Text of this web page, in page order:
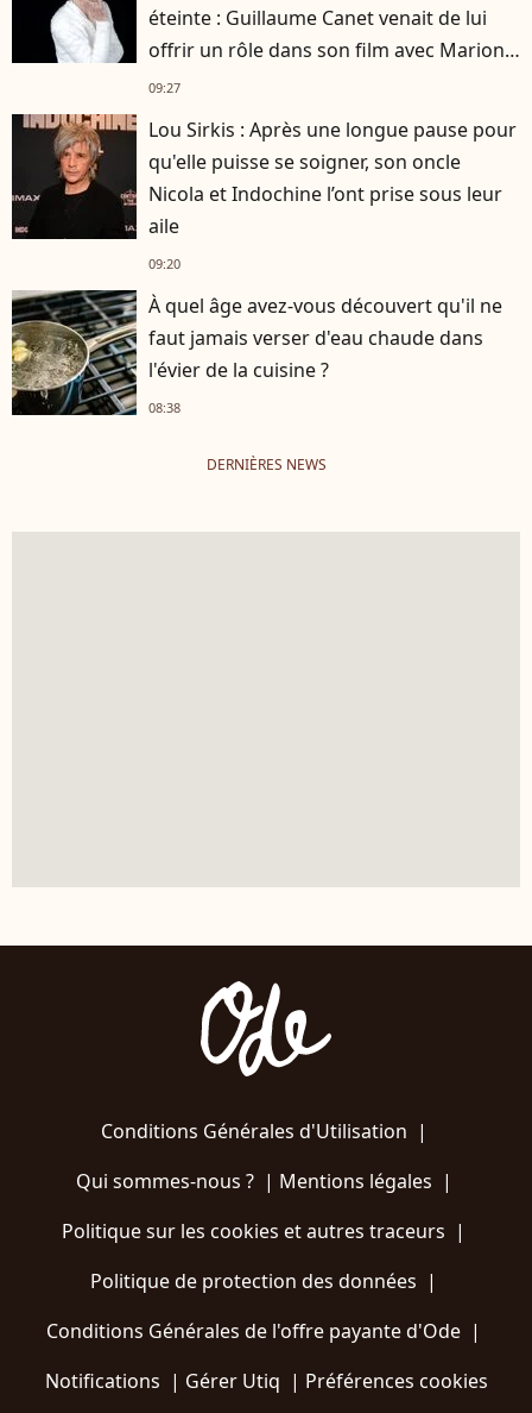
éteinte : Guillaume Canet venait de lui
offrir un rôle dans son film avec Marion
Cotillard
09:27
Lou Sirkis : Après une longue pause pour
qu'elle puisse se soigner, son oncle
Nicola et Indochine l’ont prise sous leur
aile
09:20
À quel âge avez-vous découvert qu'il ne
faut jamais verser d'eau chaude dans
l'évier de la cuisine ?
08:38
DERNIÈRES NEWS
Conditions Générales d'Utilisation |
Qui sommes-nous ?| Mentions légales |
Politique sur les cookies et autres traceurs |
Politique de protection des données |
Conditions Générales de l'offre payante d'Ode |
Notifications | Gérer Utiq | Préférences cookies